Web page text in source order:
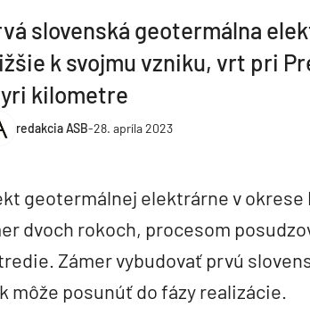
slovenská geotermálna
k svojmu vzniku, vrt pri
kilometre
redakcia ASB-28. apríla 2023
geotermálnej elektrárne v
dvoch rokoch, procesom
Zámer vybudovať prvú
môže posunúť do fázy realizácie.